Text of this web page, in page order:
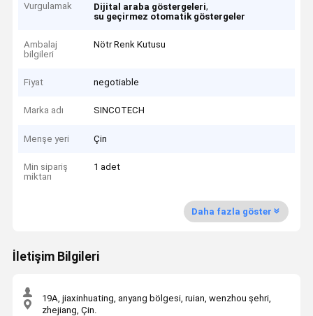
Vurgulamak Dijital araba göstergeleri,
su geçirmez otomatik göstergeler
Ambalaj
bilgileri
Nötr Renk Kutusu
Fiyat negotiable
Marka adı SINCOTECH
Menşe yeri Çin
Min sipariş
miktarı
1 adet
Daha fazla göster
İletişim Bilgileri
19A, jiaxinhuating, anyang bölgesi, ruian, wenzhou şehri,
zhejiang, Çin.